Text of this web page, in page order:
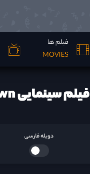
فیلم ها
MOVIES
فیلم سینمایی Until Dawn دوبله فارسی ها
دوبله فارسی